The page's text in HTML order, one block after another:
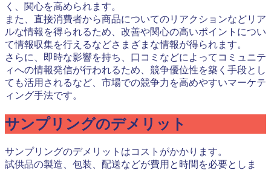
く、関心を高められます。
また、直接消費者から商品についてのリアクションなどリア
ルな情報を得られるため、改善や関心の高いポイントについ
て情報収集を行えるなどさまざまな情報が得られます。
さらに、即時な影響を持ち、口コミなどによってコミュニテ
ィへの情報発信が行われるため、競争優位性を築く手段とし
ても活用されるなど、市場での競争力を高めやすいマーケテ
ィング手法です。
サンプリングのデメリット
サンプリングのデメリットはコストがかかります。
試供品の製造、包装、配送などが費用と時間を必要としま